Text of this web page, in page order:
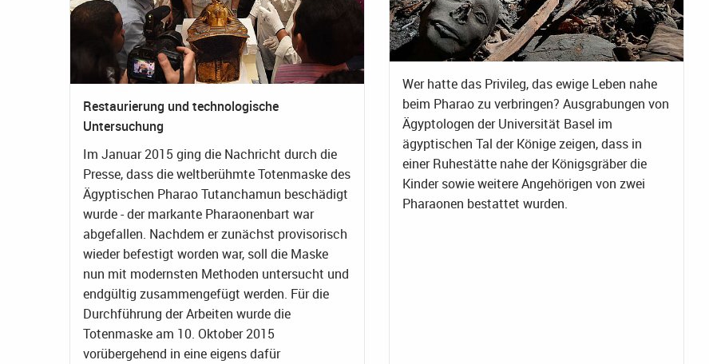
Restaurierung und technologische
Untersuchung
Im Januar 2015 ging die Nachricht durch die
Presse, dass die weltberühmte Totenmaske des
Ägyptischen Pharao Tutanchamun beschädigt
wurde - der markante Pharaonenbart war
abgefallen. Nachdem er zunächst provisorisch
wieder befestigt worden war, soll die Maske
nun mit modernsten Methoden untersucht und
endgültig zusammengefügt werden. Für die
Durchführung der Arbeiten wurde die
Totenmaske am 10. Oktober 2015
vorübergehend in eine eigens dafür
Wer hatte das Privileg, das ewige Leben nahe
beim Pharao zu verbringen? Ausgrabungen von
Ägyptologen der Universität Basel im
ägyptischen Tal der Könige zeigen, dass in
einer Ruhestätte nahe der Königsgräber die
Kinder sowie weitere Angehörigen von zwei
Pharaonen bestattet wurden.